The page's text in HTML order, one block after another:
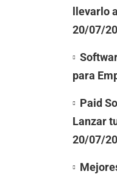
llevarlo
20/07/
para
Paid
Lanzar
20/07/